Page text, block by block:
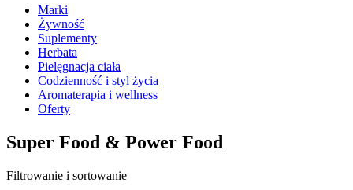
Marki
Żywność
Suplementy
Herbata
Pielęgnacja ciała
Codzienność i styl życia
Aromaterapia i wellness
Oferty
Super Food & Power Food
Filtrowanie i sortowanie